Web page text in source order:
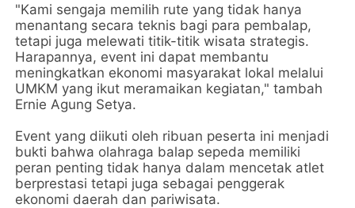
"Kami sengaja memilih rute yang tidak hanya
menantang secara teknis bagi para pembalap,
tetapi juga melewati titik-titik wisata strategis.
Harapannya, event ini dapat membantu
meningkatkan ekonomi masyarakat lokal melalui
UMKM yang ikut meramaikan kegiatan," tambah
Ernie Agung Setya.
Event yang diikuti oleh ribuan peserta ini menjadi
bukti bahwa olahraga balap sepeda memiliki
peran penting tidak hanya dalam mencetak atlet
berprestasi tetapi juga sebagai penggerak
ekonomi daerah dan pariwisata.